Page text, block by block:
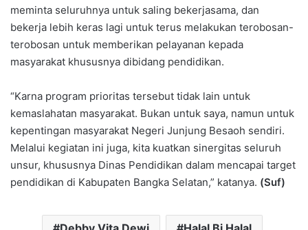
meminta seluruhnya untuk saling bekerjasama, dan
bekerja lebih keras lagi untuk terus melakukan terobosan-
terobosan untuk memberikan pelayanan kepada
masyarakat khususnya dibidang pendidikan.
“Karna program prioritas tersebut tidak lain untuk
kemaslahatan masyarakat. Bukan untuk saya, namun untuk
kepentingan masyarakat Negeri Junjung Besaoh sendiri.
Melalui kegiatan ini juga, kita kuatkan sinergitas seluruh
unsur, khususnya Dinas Pendidikan dalam mencapai target
pendidikan di Kabupaten Bangka Selatan,” katanya. (Suf)